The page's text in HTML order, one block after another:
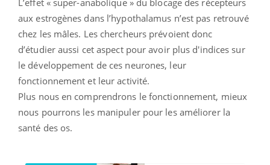
L’effet « super-anabolique » du blocage des récepteurs
aux estrogènes dans l’hypothalamus n’est pas retrouvé
chez les mâles. Les chercheurs prévoient donc
d’étudier aussi cet aspect pour avoir plus d'indices sur
le développement de ces neurones, leur
fonctionnement et leur activité.
Plus nous en comprendrons le fonctionnement, mieux
nous pourrons les manipuler pour les améliorer la
santé des os.